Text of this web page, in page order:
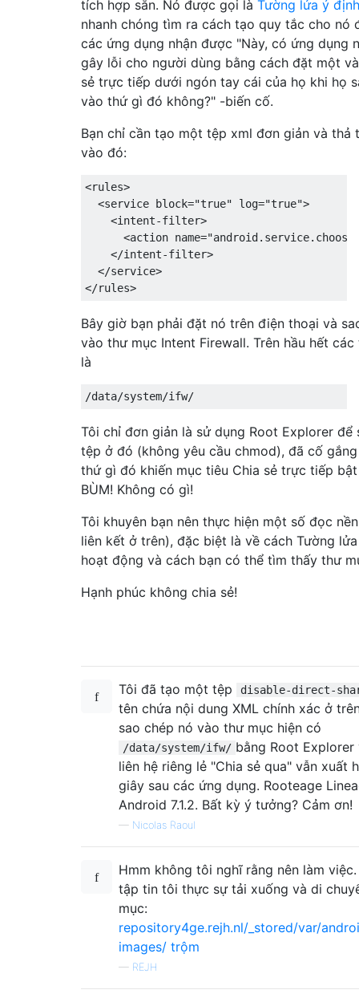
tích hợp sẵn. Nó được gọi là Tường lửa ý định
nhanh chóng tìm ra cách tạo quy tắc cho nó
các ứng dụng nhận được "Này, có ứng dụng
gây lỗi cho người dùng bằng cách đặt một
sẻ trực tiếp dưới ngón tay cái của họ khi họ
vào thứ gì đó không?" -biến cố.
Bạn chỉ cần tạo một tệp xml đơn giản và thả
vào đó:
<rules>
  <service block="true" log="true">
    <intent-filter>
<action
    </intent-filter>
  </service>
Bây giờ bạn phải đặt nó trên điện thoại và
vào thư mục Intent Firewall. Trên hầu hết
là
Tôi chỉ đơn giản là sử dụng Root Explorer để
tệp ở đó (không yêu cầu chmod), đã cố
thứ gì đó khiến mục tiêu Chia sẻ trực tiếp
BÙM! Không có gì!
Tôi khuyên bạn nên thực hiện một số đọc
liên kết ở trên), đặc biệt là về cách Tường
hoạt động và cách bạn có thể tìm thấy thư
Hạnh phúc không chia sẻ!
Tôi đã tạo một tệp disable-direct-
tên chứa nội dung XML chính xác ở
sao chép nó vào thư mục hiện có
/data/system/ifw/ bằng Root Explorer
liên hệ riêng lẻ "Chia sẻ qua" vẫn xuất
giây sau các ứng dụng. Rooteage
Android 7.1.2. Bất kỳ ý tưởng? Cảm ơn!
— Nicolas Raoul
Hmm không tôi nghĩ rằng nên làm
tập tin tôi thực sự tải xuống và di
mục:
repository4ge.rejh.nl/_stored/var/
images/ trộm
— REJH